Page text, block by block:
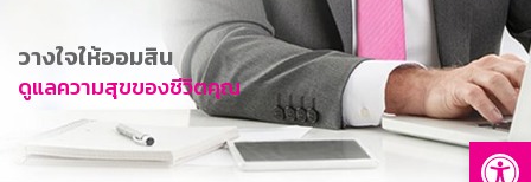
การพัฒนาที่ยั่งยืน
ข่าวสาร
บริการทางการเงิน
อื่นๆ
วางใจให้ออมสิน
ดูแลความสุขของชีวิตคุณ